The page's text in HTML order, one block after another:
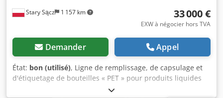
Stary Sącz 1 157 km 33 000 €
EXW à négocier hors TVA
Demander Appel
État: bon (utilisé), Ligne de remplissage, de capsulage et
d'étiquetage de bouteilles « PET » pour produits liquides
calmes tels que : huile, vinaigre, jus, nectars, etc. Le lot